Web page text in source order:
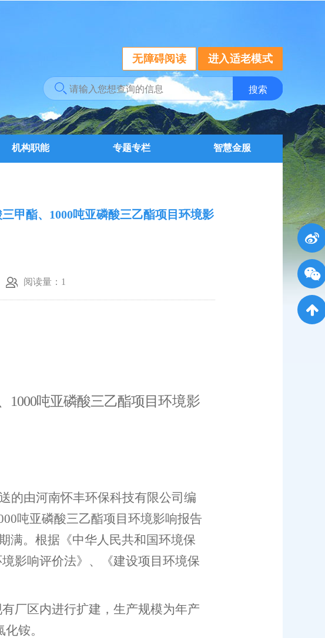
无障碍阅读 进入适老模式
机构职能 专题专栏 智慧金服
甲酯、1000吨亚磷酸三乙酯项目环境影
阅读量： 1
1000吨亚磷酸三乙酯项目环境影
的由河南怀丰环保科技有限公司 编
吨亚磷酸三乙酯项目 环境影响报告
满。根据《中华人民共和国环境保
影响评价法》、《建设项目环境保
厂区内进行扩建， 生产规模为年产
化铵。